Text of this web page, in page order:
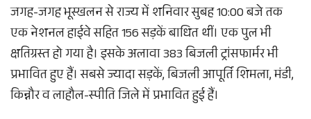
जगह-जगह भूस्खलन से राज्य में शनिवार सुबह 10:00 बजे तक
एक नेशनल हाईवे सहित 156 सड़कें बाधित थीं। एक पुल भी
क्षतिग्रस्त हो गया है। इसके अलावा 383 बिजली ट्रांसफार्मर भी
प्रभावित हुए हैं। सबसे ज्यादा सड़कें, बिजली आपूर्ति शिमला, मंडी,
किन्नौर व लाहौल-स्पीति जिले में प्रभावित हुई हैं।